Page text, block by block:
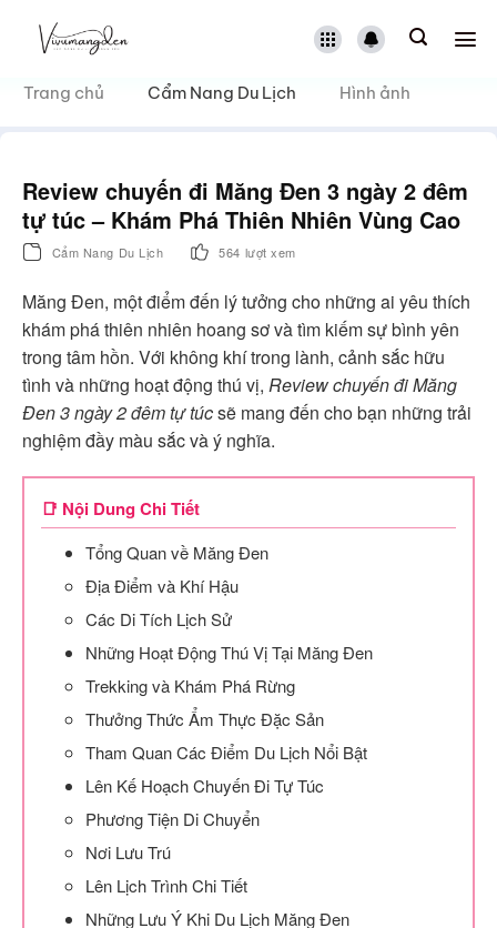
dungTrang chủ Cẩm Nang Du Lịch Hình ảnh
Review chuyến đi Măng Đen 3 ngày 2 đêm
tự túc – Khám Phá Thiên Nhiên Vùng Cao
Cẩm Nang Du Lịch 564 lượt xem
Măng Đen, một điểm đến lý tưởng cho những ai yêu thích
khám phá thiên nhiên hoang sơ và tìm kiếm sự bình yên
trong tâm hồn. Với không khí trong lành, cảnh sắc hữu
tình và những hoạt động thú vị, Review chuyến đi Măng
Đen 3 ngày 2 đêm tự túcsẽ mang đến cho bạn những trải
nghiệm đầy màu sắc và ý nghĩa.
📑 Nội Dung Chi Tiết
Tổng Quan về Măng Đen
Địa Điểm và Khí Hậu
Các Di Tích Lịch Sử
Những Hoạt Động Thú Vị Tại Măng Đen
Trekking và Khám Phá Rừng
Thưởng Thức Ẩm Thực Đặc Sản
Tham Quan Các Điểm Du Lịch Nổi Bật
Lên Kế Hoạch Chuyến Đi Tự Túc
Phương Tiện Di Chuyển
Nơi Lưu Trú
Lên Lịch Trình Chi Tiết
Những Lưu Ý Khi Du Lịch Măng Đen